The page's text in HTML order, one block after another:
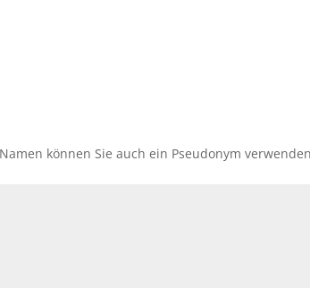
können Sie auch ein Pseudonym